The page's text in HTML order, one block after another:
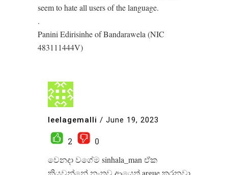
seem to hate all users of the language.
.
Panini Edirisinhe of Bandarawela (NIC
483111444V)
leelagemalli / June 19, 2023
2
0
වෙනදා වගේම sinhala_man ඒක
කියවන්නේ නැතුව ආයෙත් argue කරනවා